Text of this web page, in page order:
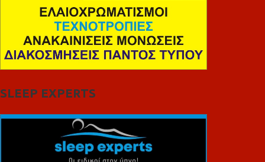
SLEEP EXPERTS